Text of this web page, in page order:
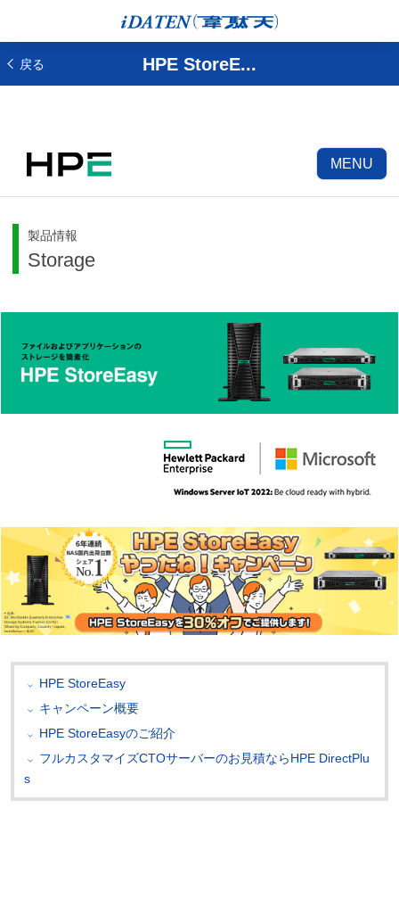
戻る HPE StoreE...
MENU
製品情報
Storage
HPE StoreEasy
キャンペーン概要
HPE StoreEasyのご紹介
フルカスタマイズCTOサーバーのお見積ならHPE DirectPlu
s